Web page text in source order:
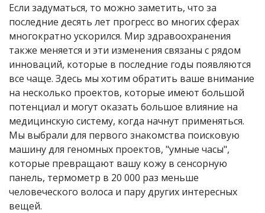
Если задуматься, то можно заметить, что за
последние десять лет прогресс во многих сферах
многократно ускорился. Мир здравоохранения
также меняется и эти изменения связаны с рядом
инноваций, которые в последние годы появляются
все чаще. Здесь мы хотим обратить ваше внимание
на несколько проектов, которые имеют большой
потенциал и могут оказать большое влияние на
медицинскую систему, когда начнут применяться.
Мы выбрали для первого знакомства поисковую
машину для геномных проектов, "умные часы",
которые превращают вашу кожу в сенсорную
панель, термометр в 20 000 раз меньше
человеческого волоса и пару других интересных
вещей.